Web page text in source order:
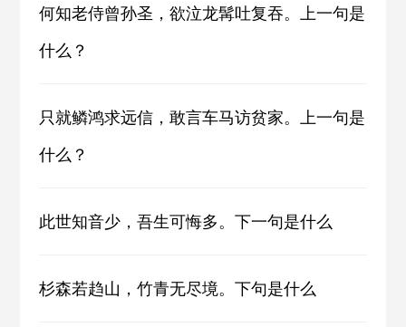
何知老侍曾孙圣，欲泣龙髯吐复吞。上一句是
什么？
只就鳞鸿求远信，敢言车马访贫家。上一句是
什么？
此世知音少，吾生可悔多。下一句是什么
杉森若趋山，竹青无尽境。下句是什么